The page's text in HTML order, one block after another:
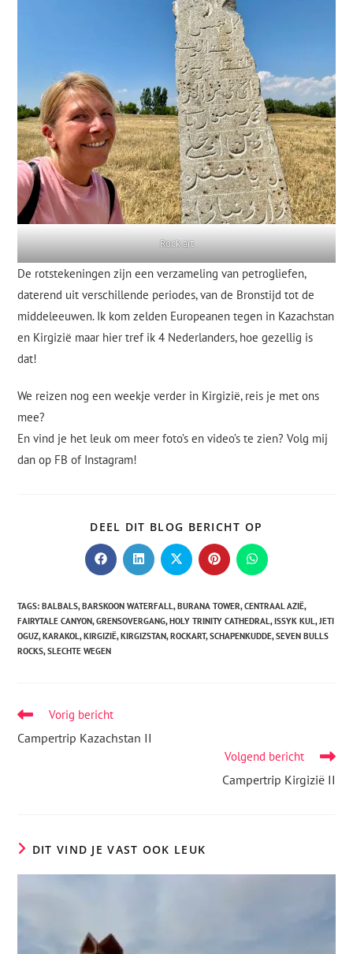
Rock art
De rotstekeningen zijn een verzameling van petrogliefen,
daterend uit verschillende periodes, van de Bronstijd tot de
middeleeuwen. Ik kom zelden Europeanen tegen in Kazachstan
en Kirgizië maar hier tref ik 4 Nederlanders, hoe gezellig is
dat!
We reizen nog een weekje verder in Kirgizië, reis je met ons
mee?
En vind je het leuk om meer foto’s en video’s te zien? Volg mij
dan op FB of Instagram!
DEEL DIT BLOG BERICHT OP
TAGS:BALBALS, BARSKOON WATERFALL, BURANA TOWER, CENTRAAL AZIË,
FAIRYTALE CANYON, GRENSOVERGANG, HOLY TRINITY CATHEDRAL, ISSYK KUL, JETI
OGUZ, KARAKOL, KIRGIZIË, KIRGIZSTAN, ROCKART, SCHAPENKUDDE, SEVEN BULLS
ROCKS, SLECHTE WEGEN
Vorig bericht
Campertrip Kazachstan II
Volgend bericht
Campertrip Kirgizië II
DIT VIND JE VAST OOK LEUK